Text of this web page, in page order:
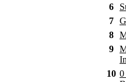
6
7
8
9
10